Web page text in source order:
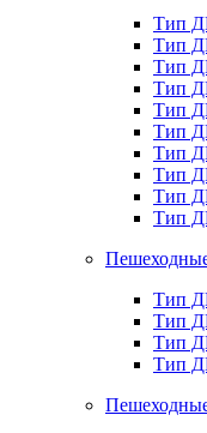
Тип
Тип
Тип
Тип
Тип
Тип
Тип
Тип
Тип
Тип
Тип
Тип
Тип
Тип